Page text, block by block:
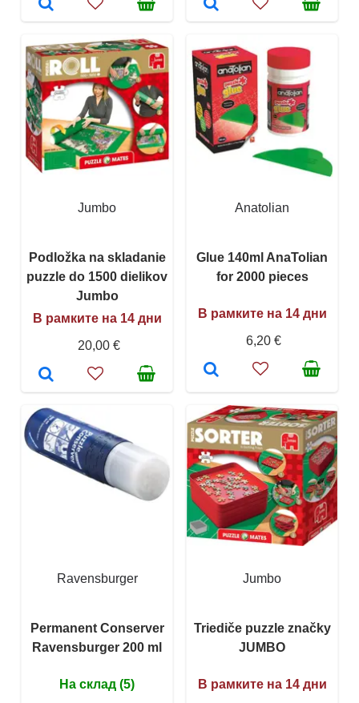
Jumbo
Podložka na skladanie
puzzle do 1500 dielikov
Jumbo
В рамките на 14 дни
20,00 €
Anatolian
Glue 140ml AnaTolian
for 2000 pieces
В рамките на 14 дни
6,20 €
Ravensburger
Permanent Conserver
Ravensburger 200 ml
На склад (5)
Jumbo
Triediče puzzle značky
JUMBO
В рамките на 14 дни